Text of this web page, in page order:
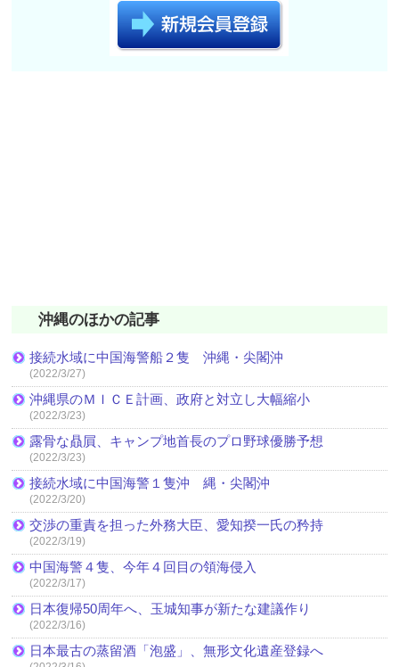
沖縄のほかの記事
接続水域に中国海警船２隻 沖縄・尖閣沖
(2022/3/27)
沖縄県のＭＩＣＥ計画、政府と対立し大幅縮小
(2022/3/23)
露骨な贔屓、キャンプ地首長のプロ野球優勝予想
(2022/3/23)
接続水域に中国海警１隻沖 縄・尖閣沖
(2022/3/20)
交渉の重責を担った外務大臣、愛知揆一氏の矜持
(2022/3/19)
中国海警４隻、今年４回目の領海侵入
(2022/3/17)
日本復帰50周年へ、玉城知事が新たな建議作り
(2022/3/16)
日本最古の蒸留酒「泡盛」、無形文化遺産登録へ